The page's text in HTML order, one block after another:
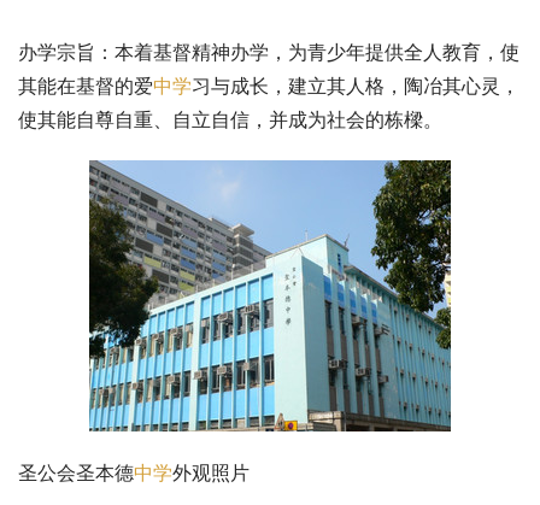
办学宗旨：本着基督精神办学，为青少年提供全人教育，使
其能在基督的爱中学习与成长，建立其人格，陶冶其心灵，
使其能自尊自重、自立自信，并成为社会的栋樑。
圣公会圣本德中学外观照片